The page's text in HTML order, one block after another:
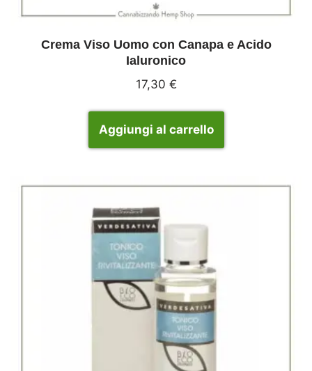
Crema Viso Uomo con Canapa e Acido
Ialuronico
17,30 €
Aggiungi al carrello